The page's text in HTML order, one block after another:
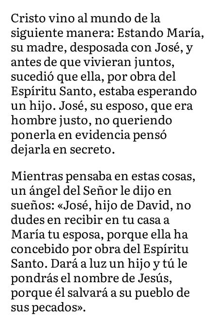
Cristo vino al mundo de la
siguiente manera: Estando María,
su madre, desposada con José, y
antes de que vivieran juntos,
sucedió que ella, por obra del
Espíritu Santo, estaba esperando
un hijo. José, su esposo, que era
hombre justo, no queriendo
ponerla en evidencia pensó
dejarla en secreto.
Mientras pensaba en estas cosas,
un ángel del Señor le dijo en
sueños: «José, hijo de David, no
dudes en recibir en tu casa a
María tu esposa, porque ella ha
concebido por obra del Espíritu
Santo. Dará a luz un hijo y tú le
pondrás el nombre de Jesús,
porque él salvará a su pueblo de
sus pecados».